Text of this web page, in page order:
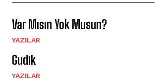
Var Mısın Yok Musun?
YAZILAR
Gudik
YAZILAR